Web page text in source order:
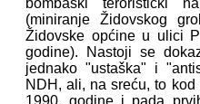
bombaški teroristički
(miniranje Židovskog
Židovske općine u ulici
godine). Nastoji se
jednako "ustaška" i
NDH, ali, na sreću, to